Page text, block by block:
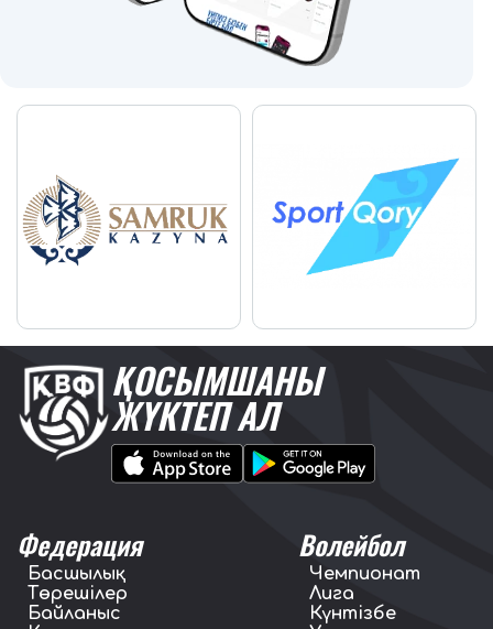
ҚОСЫМШАНЫ
ЖҮКТЕП АЛ
Федерация
Басшылық
Төрешілер
Байланыс
Волейбол
Чемпионат
Лига
Күнтізбе